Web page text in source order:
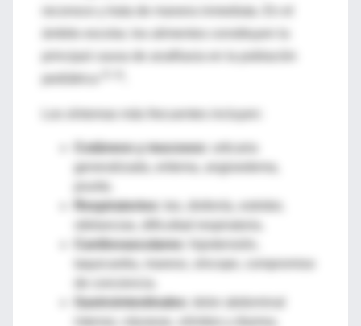
Cutáneos y mucosos:
generalizada, eritema, angioedema,
Respiratorios:
Cardiovasculares:
taquicardia, mareos, síncope, compromiso
Gastrointestinales: